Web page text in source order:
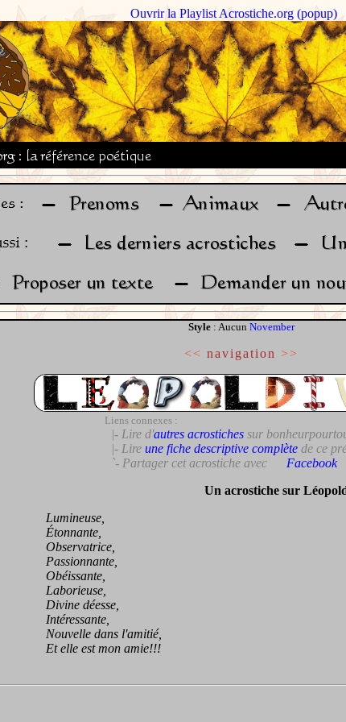
Ouvrir la Playlist Acrostiche.org (popup)
Style : Aucun November
<< navigation >>
Liens connexes :
|- Lire d'autres acrostichessur
|- Lire une fiche descriptive complètede ce
`- Partager cet acrostiche avec
Facebook
Un acrostiche sur
Lumineuse,
Étonnante,
Observatrice,
Passionnante,
Obéissante,
Laborieuse,
Divine déesse,
Intéressante,
Nouvelle dans l'amitié,
Et elle est mon amie!!!